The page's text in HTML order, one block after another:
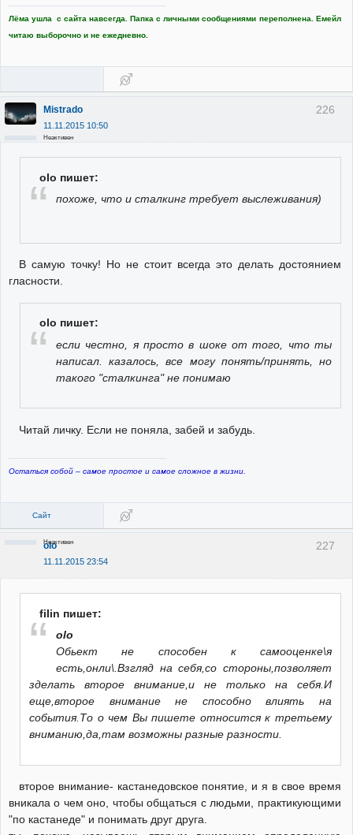
Лёма ушла с сайта навсегда. Папка с личными сообщениями переполнена. Емейл
читаю выборочно и не ежедневно.
226
Mistrado
11.11.2015 10:50
Неактивен
olo пишет:
похоже, что и сталкинг требует выслеживания)
В самую точку! Но не стоит всегда это делать достоянием
гласности.
olo пишет:
если честно, я просто в шоке от того, что ты
написал. казалось, все могу понять/принять, но
такого "сталкинга" не понимаю
Читай личку. Если не поняла, забей и забудь.
Остаться собой – самое простое и самое сложное в жизни.
Сайт
227
olo
11.11.2015 23:54
Неактивен
filin пишет:
olo
Обьект не способен к самооценке\я
есть,онли\.Взгляд на себя,со стороны,позволяет
зделать второе внимание,и не только на себя.И
еще,второе внимание не способно влиять на
события.То о чем Вы пишете относится к третьему
вниманию,да,там возможны разные разности.
второе внимание- кастанедовское понятие, и я в свое время
вникала о чем оно, чтобы общаться с людьми, практикующими
"по кастанеде" и понимать друг друга.